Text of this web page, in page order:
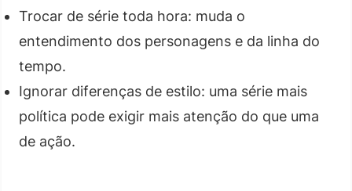
Trocar de série toda hora: muda o
entendimento dos personagens e da linha do
tempo.
Ignorar diferenças de estilo: uma série mais
política pode exigir mais atenção do que uma
de ação.